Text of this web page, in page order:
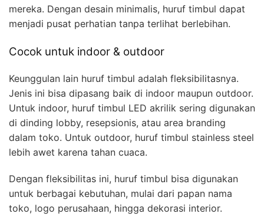
mereka. Dengan desain minimalis, huruf timbul dapat
menjadi pusat perhatian tanpa terlihat berlebihan.
Cocok untuk indoor & outdoor
Keunggulan lain huruf timbul adalah fleksibilitasnya.
Jenis ini bisa dipasang baik di indoor maupun outdoor.
Untuk indoor, huruf timbul LED akrilik sering digunakan
di dinding lobby, resepsionis, atau area branding
dalam toko. Untuk outdoor, huruf timbul stainless steel
lebih awet karena tahan cuaca.
Dengan fleksibilitas ini, huruf timbul bisa digunakan
untuk berbagai kebutuhan, mulai dari papan nama
toko, logo perusahaan, hingga dekorasi interior.